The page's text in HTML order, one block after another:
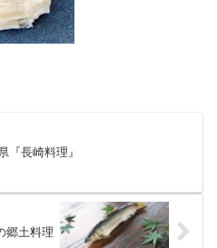
『長崎料理』
郷土料理